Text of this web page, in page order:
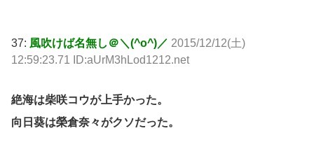
37: 風吹けば名無し＠＼(^o^)／ 2015/12/12(土)
12:59:23.71 ID:aUrM3hLod1212.net
絶海は柴咲コウが上手かった。
向日葵は榮倉奈々がクソだった。